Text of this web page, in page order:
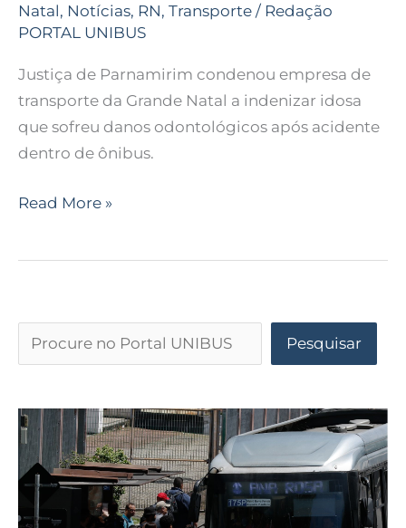
Natal, Notícias, RN, Transporte / Redação
PORTAL UNIBUS
Justiça de Parnamirim condenou empresa de
transporte da Grande Natal a indenizar idosa
que sofreu danos odontológicos após acidente
dentro de ônibus.
Read More »
Pesquisar